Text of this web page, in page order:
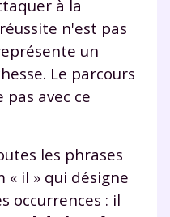
à la
n'est pas
un
Le parcours
pas avec ce
les phrases
« il » qui désigne
occurrences : il